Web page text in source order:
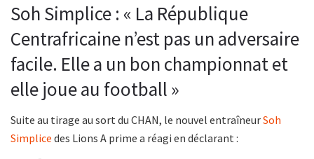
Soh Simplice : « La République
Centrafricaine n’est pas un adversaire
facile. Elle a un bon championnat et
elle joue au football »
Suite au tirage au sort du CHAN, le nouvel entraîneurSoh
Simplice des Lions A prime a réagi en déclarant :